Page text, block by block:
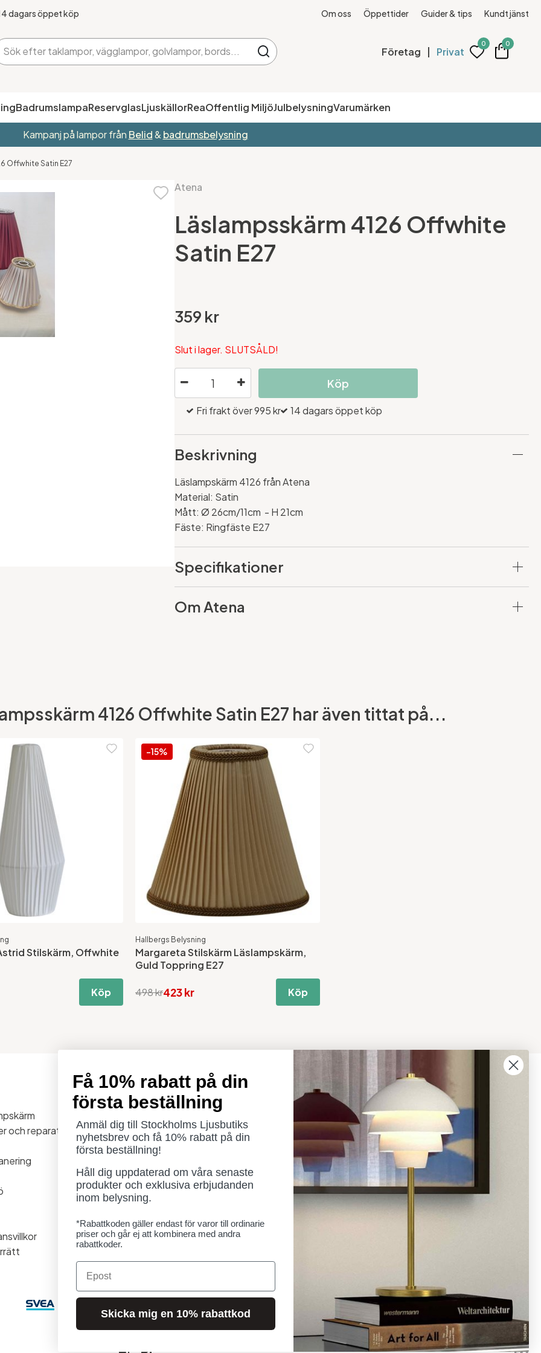
dagars öppet köp Om oss Öppettider Guider & tips Kundtjänst
Företag | Privat
0 0
BadrumslampaReservglasLjuskällorReaOffentlig MiljöJulbelysningVarumärken
Kampanj på lampor från Belid& badrumsbelysning
Offwhite Satin E27
Atena
Läslampsskärm 4126 Offwhite
Satin E27
359 kr
Slut i lager. SLUTSÅLD!
Köp
Fri frakt över 995 kr 14 dagars öppet köp
Beskrivning
Läslampskärm 4126 från Atena
Material: Satin
Mått:Ø 26cm/11cm - H 21cm
Fäste: Ringfäste E27
Specifikationer
Om Atena
4126 Offwhite Satin E27 har även tittat på...
Stilskärm, Offwhite
Köp
-15%
Hallbergs Belysning
Margareta Stilskärm Läslampskärm,
Guld Toppring E27
423 kr
498 kr Köp
och reparationer
Öppettider
Måndag - Torsdag: 11-18
Fredag - Lördag: 11-16
Söndag: Stängt
Lördag 1/8 stängt
08 - 654 29 00
info@ljusbutik.se
Fler kontaktuppgifter »
Adress: Kungsholmsgatan 6, 112 27
Stockholm
Få 10% rabatt på din
första beställning
Anmäl dig till Stockholms Ljusbutiks
nyhetsbrev och få 10% rabatt på din
första beställning!
Håll dig uppdaterad om våra senaste
produkter och exklusiva erbjudanden
inom belysning.
*Rabattkoden gäller endast för varor till ordinarie
priser och går ej att kombinera med andra
rabattkoder.
Email
Skicka mig en 10% rabattkod